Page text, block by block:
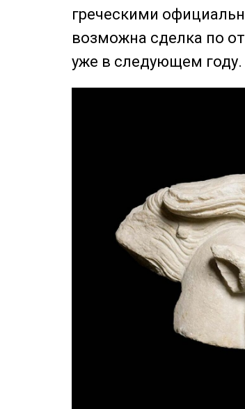
греческими
возможна сделка по
уже в следующем году.